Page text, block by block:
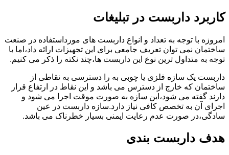
کاربرد داربست در تبلیغات
امروزه با توجه به تعداد و انواع داربست های مورداستفاده در صنعت
ساختمان نمی توان تعریف جامعی برای این تجهیزات ارائه داد،اما با
توجه به متداول ترین نوع این داربست ها،چند نکته را ذکر می کنیم.
داربست یک سازه فلزی یا چوبی به را دسترسی به نقاطی از
ساختمان که خارج از دسترس می باشد و این نقاط در ارتفاع قرار
دارند گفته می شود،این سازه به صورت موقت اجرا می شود و
اجرای آن به تخصص کافی نیاز دارد.سازه داربست در عین
سادگی،در صورت عدم رعایت ایمنی بسیار خطرناک می باشد.
هدف داربست بندی